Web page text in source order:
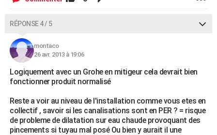
RÉPONSE 4 / 5
montaco
26 avr. 2013 à 19:06
Logiquement avec un Grohe en mitigeur cela devrait bien
fonctionner produit normalisé
Reste a voir au niveau de l'installation comme vous etes en
collectif , savoir si les canalisations sont en PER ? = risque
de probleme de dilatation sur eau chaude provoquant des
pincements si tuyau mal posé Ou bien y aurait il une